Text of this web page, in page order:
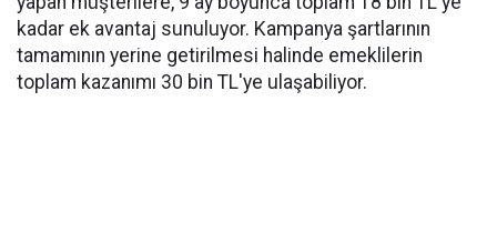
kadar ek avantaj sunuluyor. Kampanya şartlarının
tamamının yerine getirilmesi halinde emeklilerin
toplam kazanımı 30 bin TL'ye ulaşabiliyor.